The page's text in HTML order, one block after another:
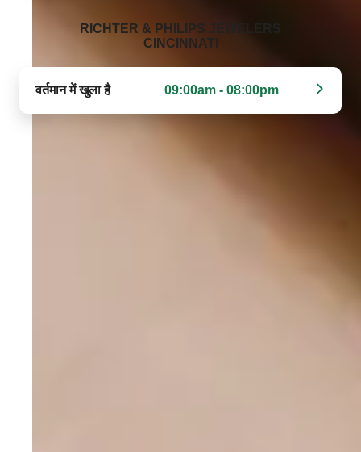
‭RICHTER & PHILIPS JEWELERS
CINCINNATI‬
वर्तमान में खुला है 09:00am - 08:00pm